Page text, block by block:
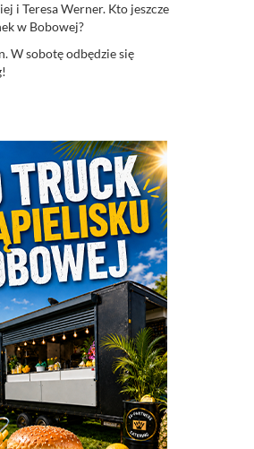
i Teresa Werner. Kto jeszcze
w Bobowej?
W sobotę odbędzie się